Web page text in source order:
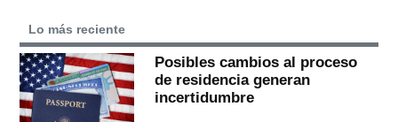
Lo más reciente
Posibles cambios al proceso
de residencia generan
incertidumbre